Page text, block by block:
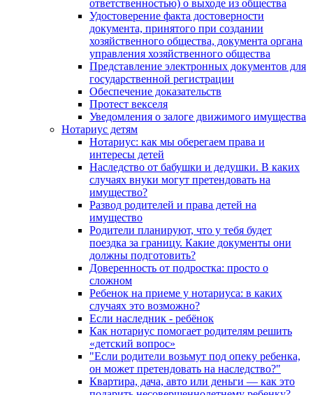
ответственностью) о выходе из общества
Удостоверение факта достоверности
документа, принятого при создании
хозяйственного общества, документа органа
управления хозяйственного общества
Представление электронных документов для
государственной регистрации
Обеспечение доказательств
Протест векселя
Уведомления о залоге движимого имущества
Нотариус детям
Нотариус: как мы оберегаем права и
интересы детей
Наследство от бабушки и дедушки. В каких
случаях внуки могут претендовать на
имущество?
Развод родителей и права детей на
имущество
Родители планируют, что у тебя будет
поездка за границу. Какие документы они
должны подготовить?
Доверенность от подростка: просто о
сложном
Ребенок на приеме у нотариуса: в каких
случаях это возможно?
Если наследник - ребёнок
Как нотариус помогает родителям решить
«детский вопрос»
"Если родители возьмут под опеку ребенка,
он может претендовать на наследство?"
Квартира, дача, авто или деньги — как это